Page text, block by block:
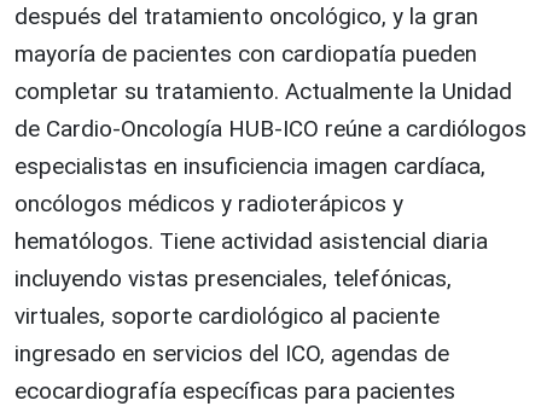
después del tratamiento oncológico, y la gran
mayoría de pacientes con cardiopatía pueden
completar su tratamiento. Actualmente la Unidad
de Cardio-Oncología HUB-ICO reúne a cardiólogos
especialistas en insuficiencia imagen cardíaca,
oncólogos médicos y radioterápicos y
hematólogos. Tiene actividad asistencial diaria
incluyendo vistas presenciales, telefónicas,
virtuales, soporte cardiológico al paciente
ingresado en servicios del ICO, agendas de
ecocardiografía específicas para pacientes